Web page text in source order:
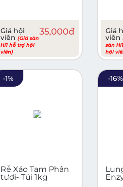
Giá hội
viên(Giá sàn
Hi1 hỗ trợ hội
viên)
35,000đ Giá
viên
sàn
hội
-1%
Rễ Xáo Tam Phân
tươi- Túi 1kg
-16%